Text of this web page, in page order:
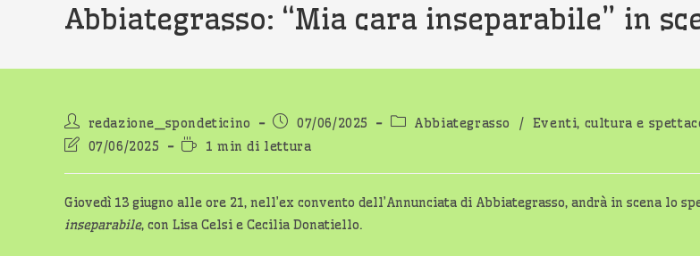
Abbiategrasso: “Mia cara inseparabile” in
Autore
dell'articolo:
redazione_spondeticino
Articolo
07/06/2025
Categoria
Abbiategrasso / Eventi, cultura e
Ultima
dell'articolo:
07/06/2025
Tempo
lettura:
1 min di lettura
Giovedì 13 giugno alle ore 21, nell’ex convento dell’Annunciata di Abbiategrasso, andrà in scena lo
inseparabile, con Lisa Celsi e Cecilia Donatiello.